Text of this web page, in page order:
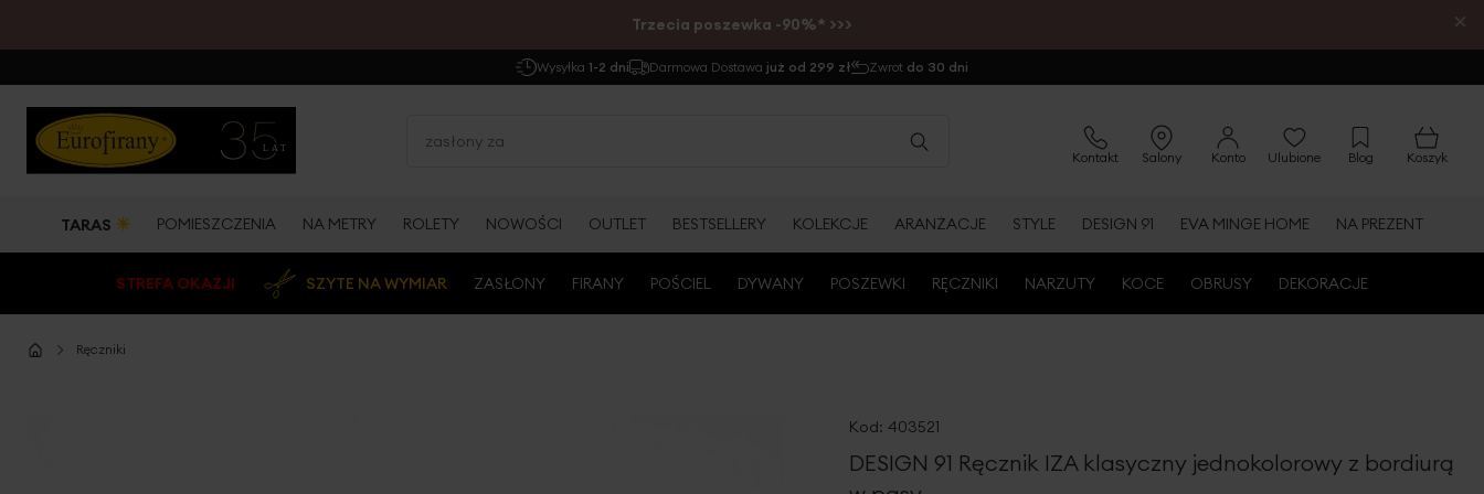
Trzecia poszewka -90%* >>> ×
Wysyłka 1-2 dni Darmowa Dostawa już od 299 zł Zwrot do 30 dni
Kontakt Salony Konto Ulubione Blog Koszyk
TARAS ☀ POMIESZCZENIA NA METRY ROLETY NOWOŚCI OUTLET BESTSELLERY KOLEKCJE ARANŻACJE STYLE DESIGN 91 EVA MINGE HOME NA PREZENT
STREFA OKAZJI SZYTE NA WYMIAR ZASŁONY FIRANY POŚCIEL DYWANY POSZEWKI RĘCZNIKI NARZUTY KOCE OBRUSY DEKORACJE
Ręczniki
Kod: 403521
DESIGN 91 Ręcznik IZA klasyczny jednokolorowy z bordiurą